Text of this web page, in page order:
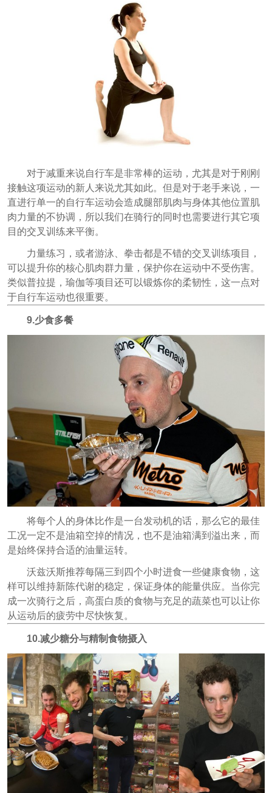
对于减重来说自行车是非常棒的运动，尤其是对于刚刚
接触这项运动的新人来说尤其如此。但是对于老手来说，一
直进行单一的自行车运动会造成腿部肌肉与身体其他位置肌
肉力量的不协调，所以我们在骑行的同时也需要进行其它项
目的交叉训练来平衡。
力量练习，或者游泳、拳击都是不错的交叉训练项目，
可以提升你的核心肌肉群力量，保护你在运动中不受伤害。
类似普拉提，瑜伽等项目还可以锻炼你的柔韧性，这一点对
于自行车运动也很重要。
9.少食多餐
将每个人的身体比作是一台发动机的话，那么它的最佳
工况一定不是油箱空掉的情况，也不是油箱满到溢出来，而
是始终保持合适的油量运转。
沃兹沃斯推荐每隔三到四个小时进食一些健康食物，这
样可以维持新陈代谢的稳定，保证身体的能量供应。当你完
成一次骑行之后，高蛋白质的食物与充足的蔬菜也可以让你
从运动后的疲劳中尽快恢复。
10.减少糖分与精制食物摄入